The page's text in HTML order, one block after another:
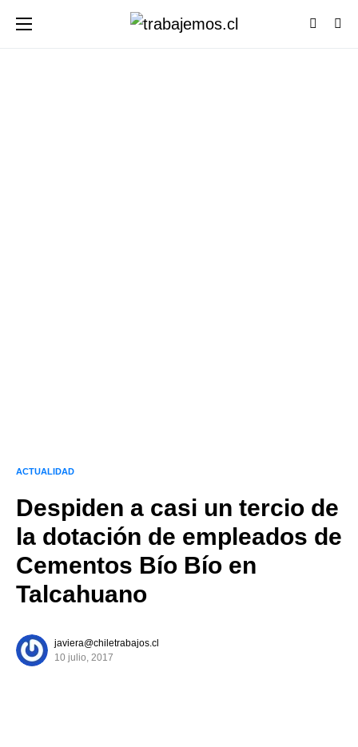
ACTUALIDAD
Despiden a casi un tercio de
la dotación de empleados de
Cementos Bío Bío en
Talcahuano
javiera@chiletrabajos.cl
10 julio, 2017